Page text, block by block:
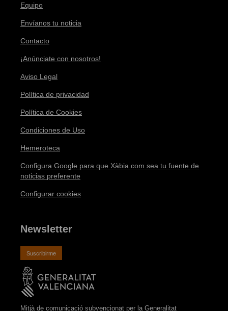
Equipo
Envíanos tu noticia
Contacto
¡Anúnciate con nosotros!
Aviso Legal
Política de privacidad
Política de Cookies
Condiciones de Uso
Hemeroteca
Configura Google para que Xàbia.com sea tu fuente de
noticias preferente
Configurar cookies
Newsletter
Suscribirme
Mitjà de comunicació subvencionat per la Generalitat